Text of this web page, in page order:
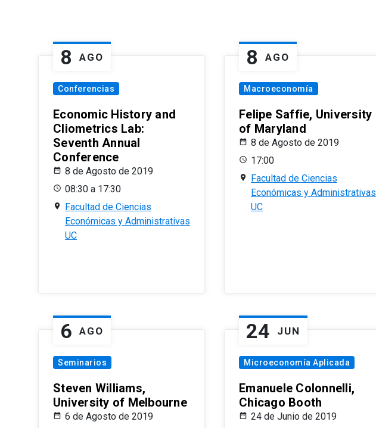
8 AGO
Conferencias
Economic History and
Cliometrics Lab:
Seventh Annual
Conference
8 de Agosto de 2019
08:30 a 17:30
Facultad de Ciencias
Económicas y Administrativas
UC
8 AGO
Macroeconomía
Felipe Saffie, University
of Maryland
8 de Agosto de 2019
17:00
Facultad de Ciencias
Económicas y Administrativas
UC
6 AGO
Seminarios
Steven Williams,
University of Melbourne
6 de Agosto de 2019
24 JUN
Microeconomía Aplicada
Emanuele Colonnelli,
Chicago Booth
24 de Junio de 2019